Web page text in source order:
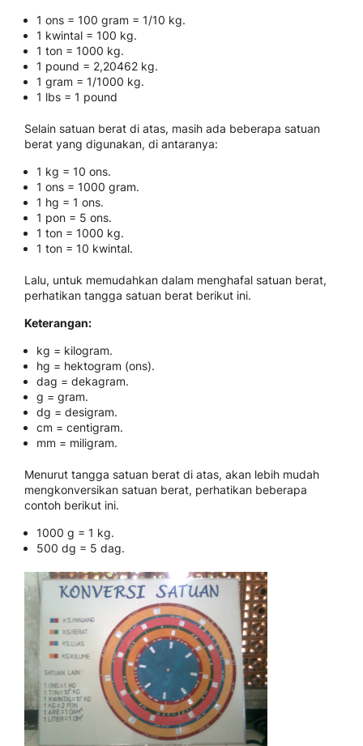
1 ons = 100 gram = 1/10 kg.
1 kwintal = 100 kg.
1 ton = 1000 kg.
1 pound = 2,20462 kg.
1 gram = 1/1000 kg.
1 lbs = 1 pound
Selain satuan berat di atas, masih ada beberapa satuan
berat yang digunakan, di antaranya:
1 kg = 10 ons.
1 ons = 1000 gram.
1 hg = 1 ons.
1 pon = 5 ons.
1 ton = 1000 kg.
1 ton = 10 kwintal.
Lalu, untuk memudahkan dalam menghafal satuan berat,
perhatikan tangga satuan berat berikut ini.
Keterangan:
kg = kilogram.
hg = hektogram (ons).
dag = dekagram.
g = gram.
dg = desigram.
cm = centigram.
mm = miligram.
Menurut tangga satuan berat di atas, akan lebih mudah
mengkonversikan satuan berat, perhatikan beberapa
contoh berikut ini.
1000 g = 1 kg.
500 dg = 5 dag.